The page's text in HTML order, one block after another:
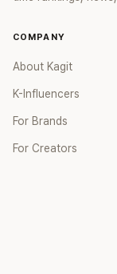
COMPANY
About Kagit
K-Influencers
For Brands
For Creators